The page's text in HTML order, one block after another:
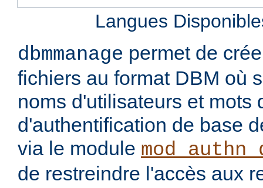
Langues
dbmmanage permet de
fichiers au format DBM où
noms d'utilisateurs et mots
d'authentification de base
via le module
de restreindre l'accès aux